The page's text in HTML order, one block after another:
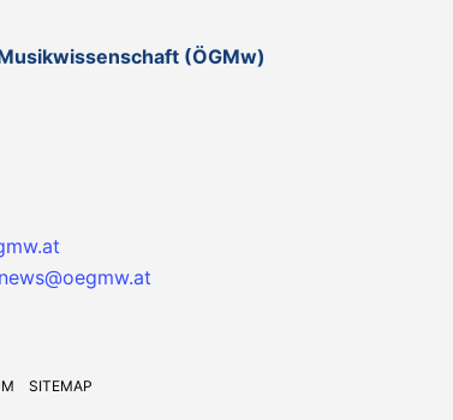
(ÖGMw)
news@oegmw.at
SITEMAP